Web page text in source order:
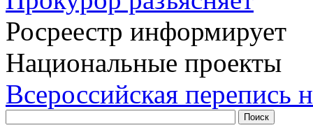
Росреестр информирует
Национальные проекты
Всероссийская перепись